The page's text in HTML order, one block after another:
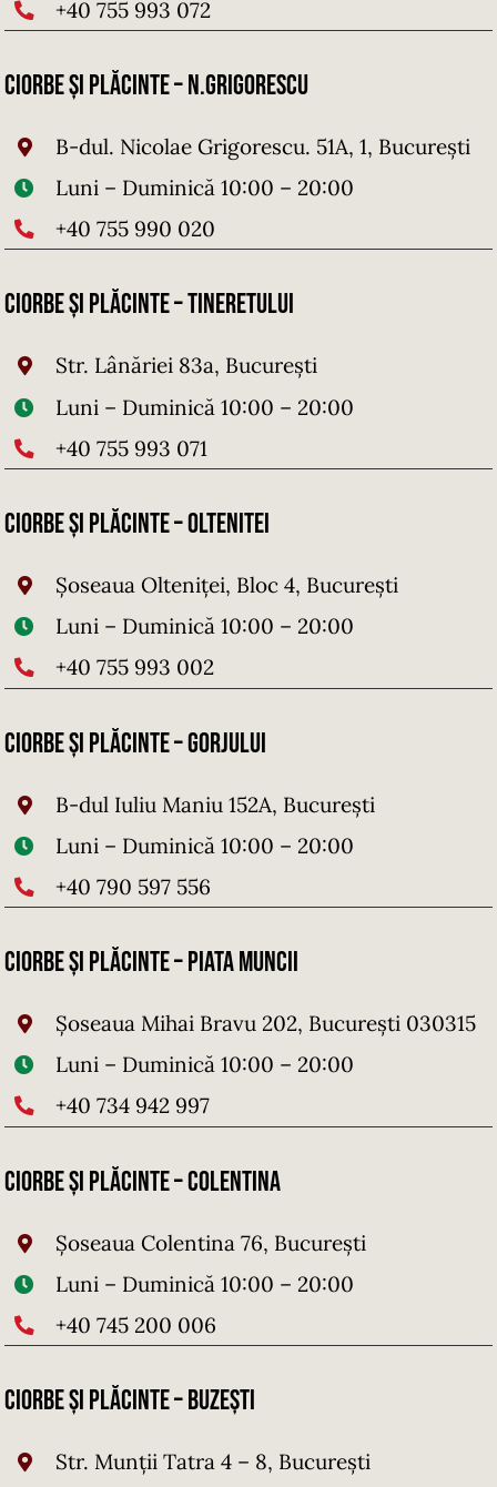
+40 755 993 072
Ciorbe și Plăcinte – N.Grigorescu
B-dul. Nicolae Grigorescu. 51A, 1, București
Luni – Duminică 10:00 – 20:00
+40 755 990 020
Ciorbe și Plăcinte – Tineretului
Str. Lânăriei 83a, București
Luni – Duminică 10:00 – 20:00
+40 755 993 071
Ciorbe și Plăcinte – Oltenitei
Șoseaua Olteniței, Bloc 4, București
Luni – Duminică 10:00 – 20:00
+40 755 993 002
Ciorbe și Plăcinte – Gorjului
B-dul Iuliu Maniu 152A, București
Luni – Duminică 10:00 – 20:00
+40 790 597 556
Ciorbe și Plăcinte – PIATA MUNCII
Șoseaua Mihai Bravu 202, București 030315
Luni – Duminică 10:00 – 20:00
+40 734 942 997
Ciorbe și Plăcinte – Colentina
Șoseaua Colentina 76, București
Luni – Duminică 10:00 – 20:00
+40 745 200 006
Ciorbe și Plăcinte – Buzești
Str. Munții Tatra 4 – 8, București